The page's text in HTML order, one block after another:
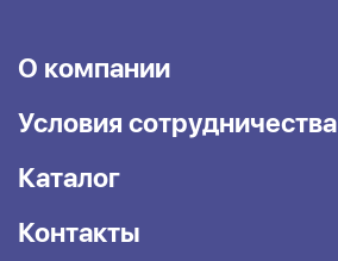
О компании
Условия сотрудничества
Каталог
Контакты